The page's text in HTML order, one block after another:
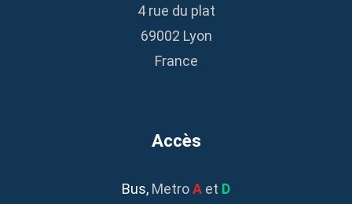
4 rue du plat
69002 Lyon
France
Accès
Bus, MetroA et D